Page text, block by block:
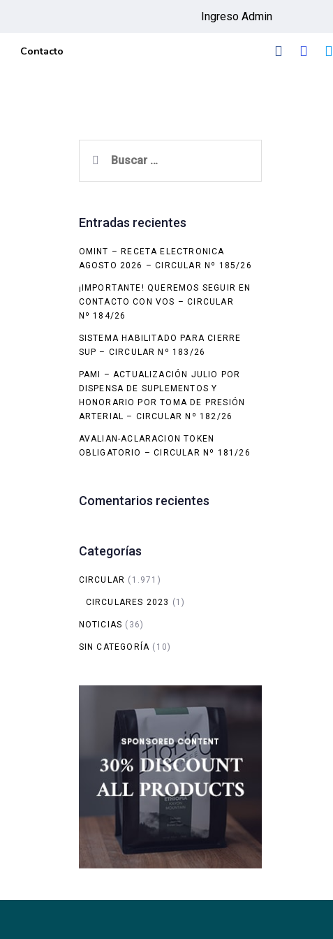
Ingreso Admin
Contacto
Entradas recientes
OMINT – RECETA ELECTRONICA
AGOSTO 2026 – CIRCULAR Nº 185/26
¡IMPORTANTE! QUEREMOS SEGUIR EN
CONTACTO CON VOS – CIRCULAR
Nº 184/26
SISTEMA HABILITADO PARA CIERRE
SUP – CIRCULAR Nº 183/26
PAMI – ACTUALIZACIÓN JULIO POR
DISPENSA DE SUPLEMENTOS Y
HONORARIO POR TOMA DE PRESIÓN
ARTERIAL – CIRCULAR Nº 182/26
AVALIAN-ACLARACION TOKEN
OBLIGATORIO – CIRCULAR Nº 181/26
Comentarios recientes
Categorías
CIRCULAR (1.971)
CIRCULARES 2023 (1)
NOTICIAS (36)
SIN CATEGORÍA (10)